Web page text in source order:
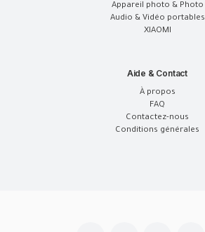
Appareil photo & Photo
Audio & Vidéo portables
XIAOMI
Aide & Contact
À propos
FAQ
Contactez-nous
Conditions générales